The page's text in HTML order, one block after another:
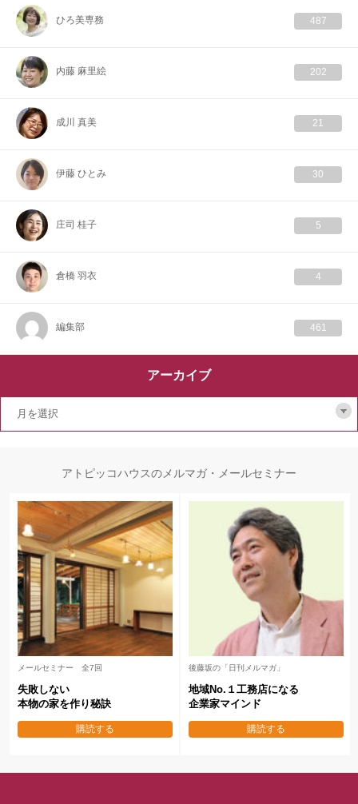
ひろ美専務 487
内藤 麻里絵 202
成川 真美 21
伊藤 ひとみ 30
庄司 桂子 5
倉橋 羽衣 4
編集部 461
アーカイブ
アトピッコハウスのメルマガ・メールセミナー
メールセミナー 全7回
失敗しない
本物の家を作り秘訣
購読する
後藤坂の「日刊メルマガ」
地域No.１工務店になる
企業家マインド
購読する